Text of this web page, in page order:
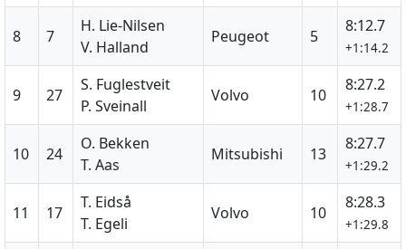
8 7
H. Lie-Nilsen
V. Halland
Peugeot 5
8:12.7
+1:14.2
9 27
S. Fuglestveit
P. Sveinall
Volvo 10
8:27.2
+1:28.7
10 24
O. Bekken
T. Aas
Mitsubishi 13
8:27.7
+1:29.2
11 17
T. Eidså
T. Egeli
Volvo 10
8:28.3
+1:29.8